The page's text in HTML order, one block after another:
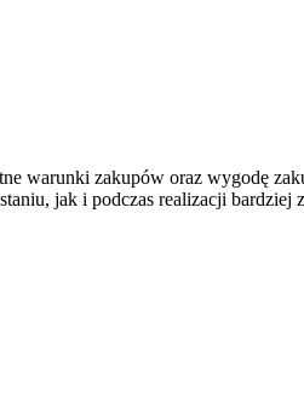
warunki zakupów oraz wygodę
jak i podczas realizacji